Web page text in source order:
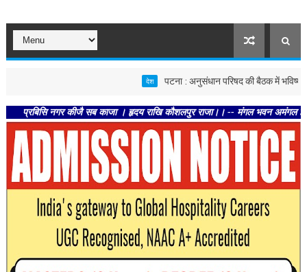
पटना : अनुसंधान परिषद की बैठक में भविष्य की कृषि
नगर कीजै सब काजा । हृदय राखि कौशलपुर राजा।। -- मंगल भवन अमंगल हारी।